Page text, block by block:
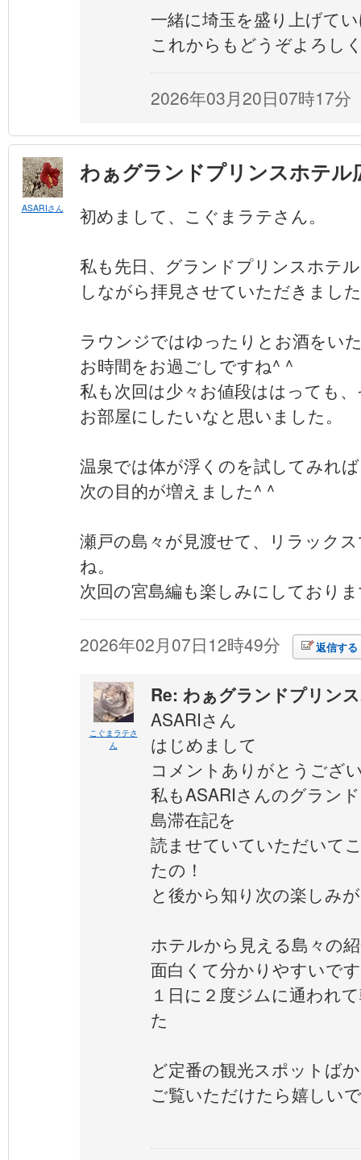
一緒に埼玉を盛り上げて
これからもどうぞよろし
2026年03月20日07時17分
ASARIさん
わぁグランドプリンスホテル
初めまして、こぐまラテさん。
私も先日、グランドプリンスホテ
しながら拝見させていただきまし
ラウンジではゆったりとお酒をい
お時間をお過ごしですね^ ^
私も次回は少々お値段ははっても
お部屋にしたいなと思いました。
温泉では体が浮くのを試してみれ
次の目的が増えました^ ^
瀬戸の島々が見渡せて、リラック
ね。
次回の宮島編も楽しみにしており
2026年02月07日12時49分 返信する
こぐまラテさ
ん
Re: わぁグランドプリン
ASARIさん
はじめまして
コメントありがとうござ
私もASARIさんのグラン
島滞在記を
読ませていていただいて
たの！
と後から知り次の楽しみ
ホテルから見える島々の
面白くて分かりやすいで
１日に２度ジムに通われ
た
ど定番の観光スポットば
ご覧いただけたら嬉しい